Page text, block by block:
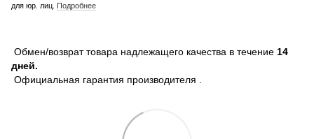
для юр. лиц. Подробнее
Обмен/возврат товара надлежащего качества в течение 14
дней.
Официальная гарантия производителя .